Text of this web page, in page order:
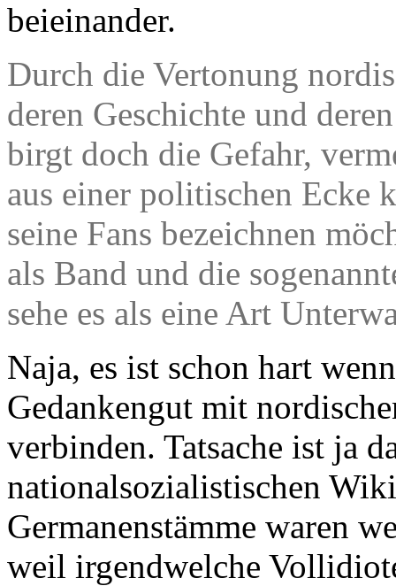
beieinander.
Durch die Vertonung
deren Geschichte und
birgt doch die Gefahr,
aus einer politischen Ecke
seine Fans bezeichnen
als Band und die
sehe es als eine Art
Naja, es ist schon hart
Gedankengut mit
verbinden. Tatsache ist ja
nationalsozialistischen
Germanenstämme waren
weil irgendwelche